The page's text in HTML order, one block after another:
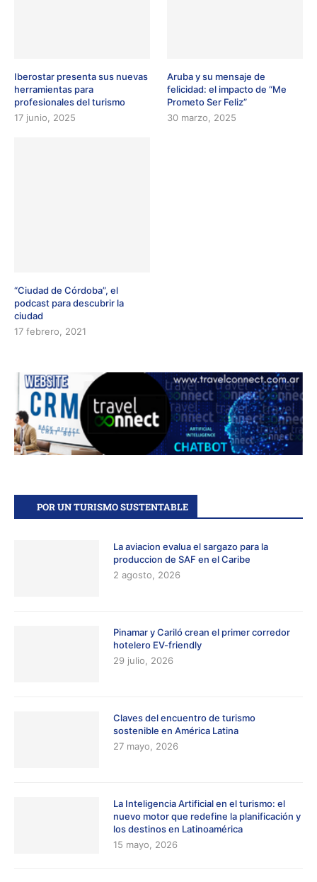
Iberostar presenta sus nuevas
herramientas para
profesionales del turismo
17 junio, 2025
Aruba y su mensaje de
felicidad: el impacto de “Me
Prometo Ser Feliz”
30 marzo, 2025
“Ciudad de Córdoba”, el
podcast para descubrir la
ciudad
17 febrero, 2021
POR UN TURISMO SUSTENTABLE
La aviacion evalua el sargazo para la
produccion de SAF en el Caribe
2 agosto, 2026
Pinamar y Cariló crean el primer corredor
hotelero EV-friendly
29 julio, 2026
Claves del encuentro de turismo
sostenible en América Latina
27 mayo, 2026
La Inteligencia Artificial en el turismo: el
nuevo motor que redefine la planificación y
los destinos en Latinoamérica
15 mayo, 2026